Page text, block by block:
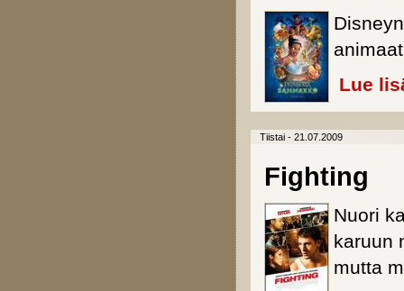
Lue
Tiistai - 21.07.2009
Fighting
Nuori
karuun
mutta